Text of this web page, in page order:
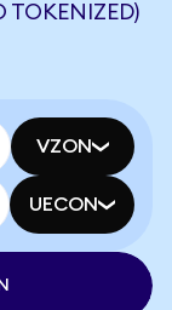
TOKENIZED)
VZON
UECON